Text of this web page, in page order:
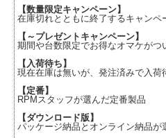
【数量限定キャンペーン】
在庫切れとともに終了するキャンペ
【～プレゼントキャンペーン】
期間や台数限定でお得なオマケがつ
【入荷待ち】
現在在庫は無いが、発注済みで入荷
【定番】
RPMスタッフが選んだ定番製品
【ダウンロード版】
パッケージ納品とオンライン納品が